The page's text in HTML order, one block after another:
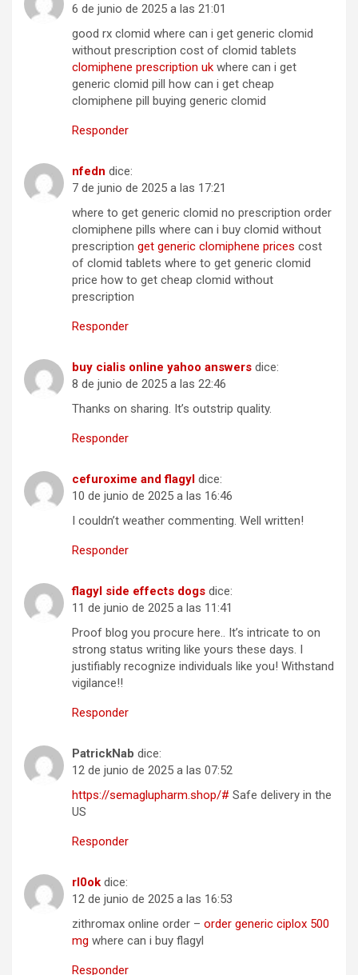
6 de junio de 2025 a las 21:01
good rx clomid where can i get generic clomid
without prescription cost of clomid tablets
clomiphene prescription uk where can i get
generic clomid pill how can i get cheap
clomiphene pill buying generic clomid
Responder
nfedn dice:
7 de junio de 2025 a las 17:21
where to get generic clomid no prescription order
clomiphene pills where can i buy clomid without
prescription get generic clomiphene prices cost
of clomid tablets where to get generic clomid
price how to get cheap clomid without
prescription
Responder
buy cialis online yahoo answers dice:
8 de junio de 2025 a las 22:46
Thanks on sharing. It’s outstrip quality.
Responder
cefuroxime and flagyl dice:
10 de junio de 2025 a las 16:46
I couldn’t weather commenting. Well written!
Responder
flagyl side effects dogs dice:
11 de junio de 2025 a las 11:41
Proof blog you procure here.. It’s intricate to on
strong status writing like yours these days. I
justifiably recognize individuals like you! Withstand
vigilance!!
Responder
PatrickNab dice:
12 de junio de 2025 a las 07:52
https://semaglupharm.shop/# Safe delivery in the
US
Responder
rl0ok dice:
12 de junio de 2025 a las 16:53
zithromax online order – order generic ciplox 500
mg where can i buy flagyl
Responder